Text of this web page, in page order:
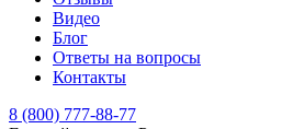
Видео
Блог
Ответы на вопросы
Контакты
8 (800) 777-88-77